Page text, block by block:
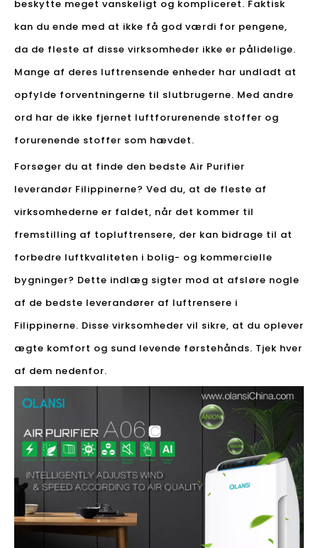
beskytte meget vanskeligt og kompliceret. Faktisk
kan du ende med at ikke få god værdi for pengene,
da de fleste af disse virksomheder ikke er pålidelige.
Mange af deres luftrensende enheder har undladt at
opfylde forventningerne til slutbrugerne. Med andre
ord har de ikke fjernet luftforurenende stoffer og
forurenende stoffer som hævdet.
Forsøger du at finde den bedste Air Purifier
leverandør Filippinerne? Ved du, at de fleste af
virksomhederne er faldet, når det kommer til
fremstilling af topluftrensere, der kan bidrage til at
forbedre luftkvaliteten i bolig- og kommercielle
bygninger? Dette indlæg sigter mod at afsløre nogle
af de bedste leverandører af luftrensere i
Filippinerne. Disse virksomheder vil sikre, at du oplever
ægte komfort og sund levende førstehånds. Tjek hver
af dem nedenfor.